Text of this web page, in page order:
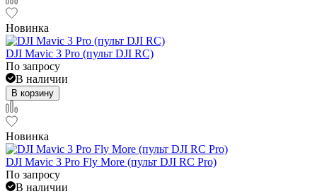
Новинка
DJI Mavic 3 Pro (пульт DJI RC)
По запросу
В наличии
В корзину
Новинка
DJI Mavic 3 Pro Fly More (пульт DJI RC Pro)
По запросу
В наличии